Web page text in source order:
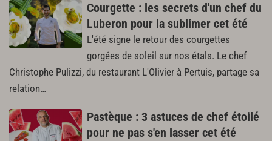
Courgette : les secrets d'un chef du
Luberon pour la sublimer cet été
L'été signe le retour des courgettes
gorgées de soleil sur nos étals. Le chef
Christophe Pulizzi, du restaurant L'Olivier à Pertuis, partage sa
relation…
Pastèque : 3 astuces de chef étoilé
pour ne pas s'en lasser cet été